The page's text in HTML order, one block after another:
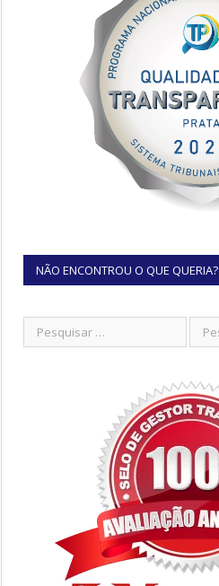
NÃO ENCONTROU O QUE QUERIA?